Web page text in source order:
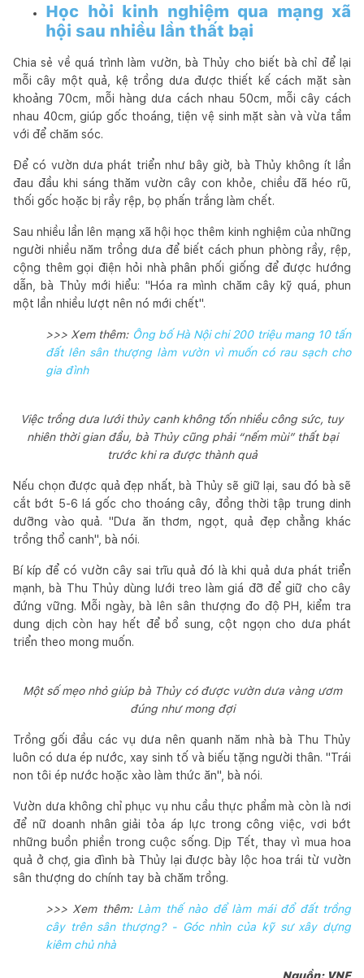
Học hỏi kinh nghiệm qua mạng xã
hội sau nhiều lần thất bại
Chia sẻ về quá trình làm vườn, bà Thủy cho biết bà chỉ để lại
mỗi cây một quả, kệ trồng dưa được thiết kế cách mặt sàn
khoảng 70cm, mỗi hàng dưa cách nhau 50cm, mỗi cây cách
nhau 40cm, giúp gốc thoáng, tiện vệ sinh mặt sàn và vừa tầm
với để chăm sóc.
Để có vườn dưa phát triển như bây giờ, bà Thủy không ít lần
đau đầu khi sáng thăm vườn cây con khỏe, chiều đã héo rũ,
thối gốc hoặc bị rầy rệp, bọ phấn trắng làm chết.
Sau nhiều lần lên mạng xã hội học thêm kinh nghiệm của những
người nhiều năm trồng dưa để biết cách phun phòng rầy, rệp,
cộng thêm gọi điện hỏi nhà phân phối giống để được hướng
dẫn, bà Thủy mới hiểu: "Hóa ra mình chăm cây kỹ quá, phun
một lần nhiều lượt nên nó mới chết".
>>> Xem thêm: Ông bố Hà Nội chi 200 triệu mang 10 tấn
đất lên sân thượng làm vườn vì muốn có rau sạch cho
gia đình
Việc trồng dưa lưới thủy canh không tốn nhiều công sức, tuy
nhiên thời gian đầu, bà Thủy cũng phải “nếm mùi” thất bại
trước khi ra được thành quả
Nếu chọn được quả đẹp nhất, bà Thủy sẽ giữ lại, sau đó bà sẽ
cắt bớt 5-6 lá gốc cho thoáng cây, đồng thời tập trung dinh
dưỡng vào quả. "Dưa ăn thơm, ngọt, quả đẹp chẳng khác
trồng thổ canh", bà nói.
Bí kíp để có vườn cây sai trĩu quả đó là khi quả dưa phát triển
mạnh, bà Thu Thủy dùng lưới treo làm giá đỡ để giữ cho cây
đứng vững. Mỗi ngày, bà lên sân thượng đo độ PH, kiểm tra
dung dịch còn hay hết để bổ sung, cột ngọn cho dưa phát
triển theo mong muốn.
Một số mẹo nhỏ giúp bà Thủy có được vườn dưa vàng ươm
đúng như mong đợi
Trồng gối đầu các vụ dưa nên quanh năm nhà bà Thu Thủy
luôn có dưa ép nước, xay sinh tố và biếu tặng người thân. "Trái
non tôi ép nước hoặc xào làm thức ăn", bà nói.
Vườn dưa không chỉ phục vụ nhu cầu thực phẩm mà còn là nơi
để nữ doanh nhân giải tỏa áp lực trong công việc, vơi bớt
những buồn phiền trong cuộc sống. Dịp Tết, thay vì mua hoa
quả ở chợ, gia đình bà Thủy lại được bày lộc hoa trái từ vườn
sân thượng do chính tay bà chăm trồng.
>>> Xem thêm: Làm thế nào để làm mái đổ đất trồng
cây trên sân thượng? - Góc nhìn của kỹ sư xây dựng
kiêm chủ nhà